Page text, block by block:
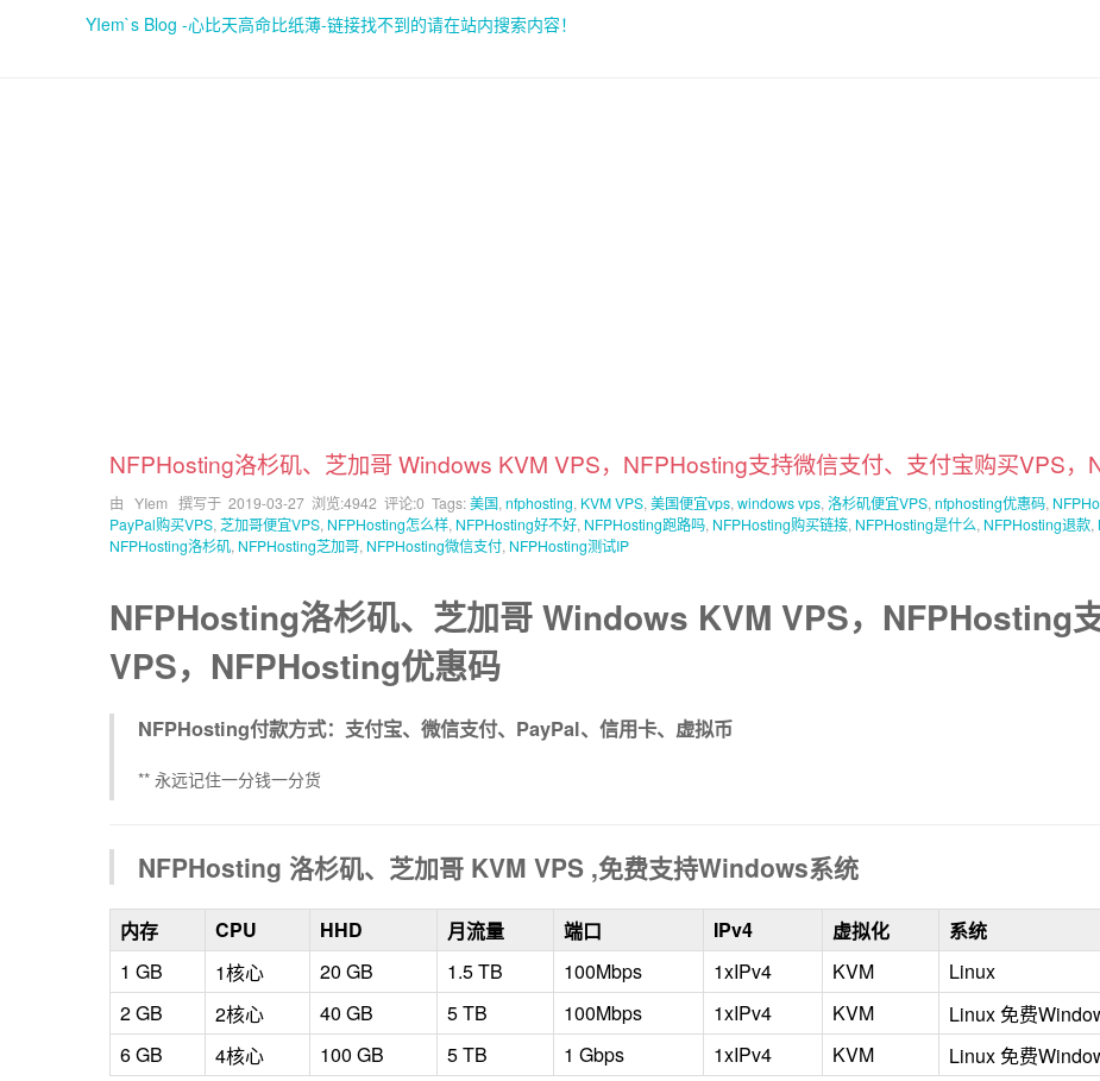
YIem`s Blog -心比天高命比纸薄-链接找不到的请在站内搜索内容！
NFPHosting洛杉矶、芝加哥 Windows KVM VPS，NFPHosting支持微信支付、支付宝购买VPS，
由 YIem 撰写于 2019-03-27 浏览:4942 评论:0 Tags:美国, nfphosting, KVM VPS, 美国便宜vps, windows vps, 洛杉矶便宜VPS, nfphosting优惠码,
PayPal购买VPS, 芝加哥便宜VPS, NFPHosting怎么样, NFPHosting好不好, NFPHosting跑路吗, NFPHosting购买链接, NFPHosting是什么, NFPHosting退款,
NFPHosting洛杉矶, NFPHosting芝加哥, NFPHosting微信支付, NFPHosting测试IP
NFPHosting洛杉矶、芝加哥 Windows KVM VPS，NFPHosting
VPS，NFPHosting优惠码
NFPHosting付款方式：支付宝、微信支付、PayPal、信用卡、虚拟币
** 永远记住一分钱一分货
NFPHosting 洛杉矶、芝加哥 KVM VPS ,免费支持Windows系统
内存 CPU HHD 月流量 端口 IPv4 虚拟化 系统
1 GB
1核心 20 GB 1.5 TB 100Mbps 1xIPv4 KVM Linux
2 GB
2核心 40 GB 5 TB 100Mbps 1xIPv4 KVM Linux 免费
6 GB
4核心 100 GB 5 TB 1 Gbps 1xIPv4 KVM Linux 免费